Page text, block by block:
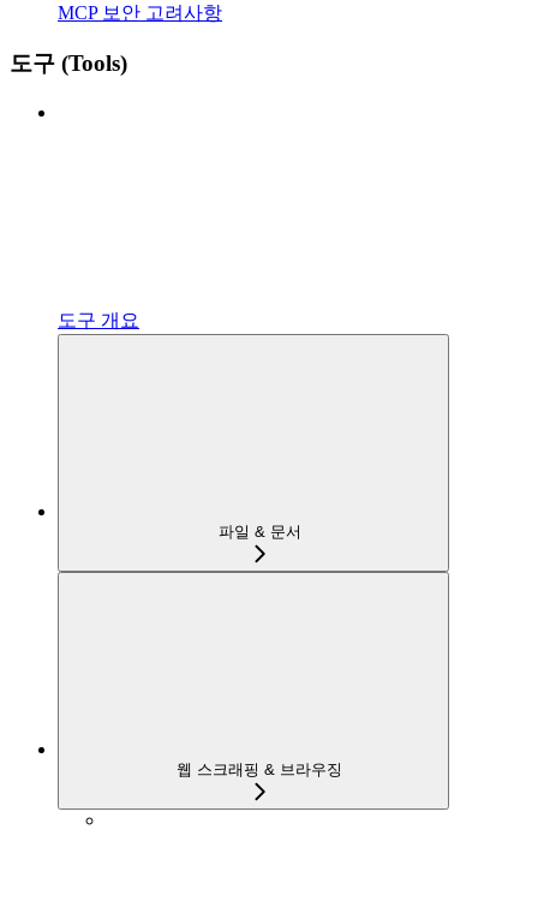
MCP 보안 고려사항
도구 (Tools)
도구 개요
파일 & 문서
웹 스크래핑 & 브라우징